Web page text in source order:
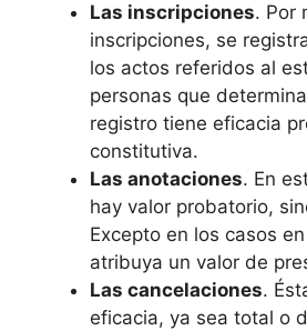
Las inscripciones. Por
inscripciones, se
los actos referidos al
personas que
registro tiene eficacia
constitutiva.
Las anotaciones. En
hay valor probatorio,
Excepto en los casos
atribuya un valor de
Las cancelaciones.
eficacia, ya sea total o